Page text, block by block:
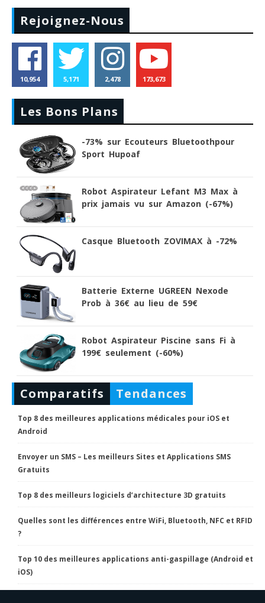
Rejoignez-Nous
10,954 5,171 2,478 173,673
Les Bons Plans
-73% sur Ecouteurs Bluetoothpour
Sport Hupoaf
Robot Aspirateur Lefant M3 Max à
prix jamais vu sur Amazon (-67%)
Casque Bluetooth ZOVIMAX à -72%
Batterie Externe UGREEN Nexode
Prob à 36€ au lieu de 59€
Robot Aspirateur Piscine sans Fi à
199€ seulement (-60%)
Comparatifs Tendances
Top 8 des meilleures applications médicales pour iOS et
Android
Envoyer un SMS – Les meilleurs Sites et Applications SMS
Gratuits
Top 8 des meilleurs logiciels d’architecture 3D gratuits
Quelles sont les différences entre WiFi, Bluetooth, NFC et RFID
?
Top 10 des meilleures applications anti-gaspillage (Android et
iOS)